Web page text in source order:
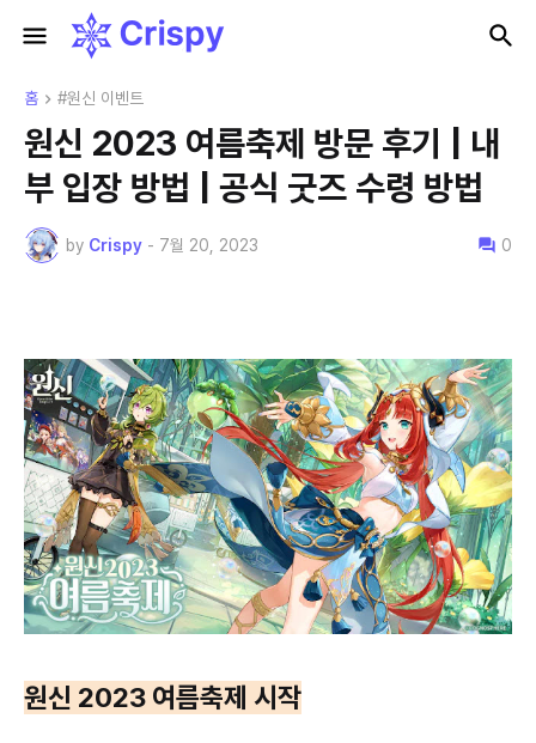
홈 #원신 이벤트
원신 2023 여름축제 방문 후기 | 내
부 입장 방법 | 공식 굿즈 수령 방법
by Crispy - 7월 20, 2023 0
원신 2023 여름축제 시작